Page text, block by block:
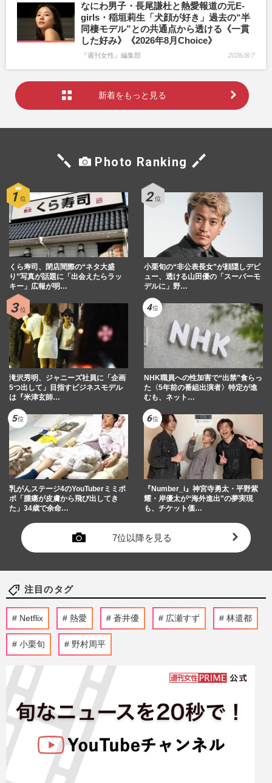
なにわ男子・長尾謙杜と熱愛報道の元E-
girls・稲垣莉生「犬顔が好き」過去の“半
同棲モデル”との共通点から透ける《一貫
した好み》《2026年8月Choice》
『週刊女性』編集部 2026/8/7
新着をもっと見る
Photo Ranking
くら寿司、閉店間際の“ネタ大盛
り”写真が話題に「出会えたらラッ
キー」広報が明…
小栗旬の“非公表長女”が顔隠しデビ
ュー、透ける山田優の「スーパーモ
デルに」野…
滝沢秀明、ジャニーズ社員に「企画
5つ出して」目指すビジネスモデル
は『米津玄師…
NHK職員への性加害で“出禁”食らっ
た〈5年前の番組出演者〉特定が進
むも、ネット…
乳がんステージ4のYouTuberミミポ
ポ「腫瘍が皮膚から飛び出してき
た」34歳で余命…
『Number_i』神宮寺勇太・平野紫
耀・岸優太が“海外進出”の夢実現
も、チケット価…
7位以降を見る
注目のタグ
Netflix 熱愛 蒼井優 広瀬すず 林遣都
小栗旬 野村周平